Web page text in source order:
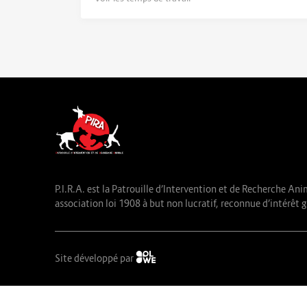
P.I.R.A. est la Patrouille d’Intervention et de Recherche
association loi 1908 à but non lucratif, reconnue d’intérêt
Site développé par